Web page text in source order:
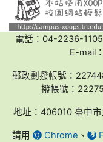
電話：04-2236-
E-mail
郵政劃撥帳號：
撥帳號：
地址：406010 臺中
請用 Chrome 、